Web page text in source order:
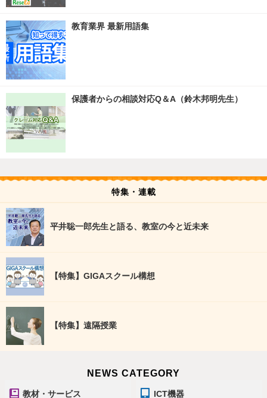
教育業界 最新用語集
保護者からの相談対応Q＆A（鈴木邦明先生）
特集・連載
平井聡一郎先生と語る、教室の今と近未来
【特集】GIGAスクール構想
【特集】遠隔授業
NEWS CATEGORY
教材・サービス ICT機器